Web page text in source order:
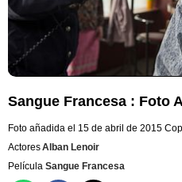
Sangue Francesa : Foto
Foto añadida el 15 de abril de 2015
ActoresAlban Lenoir
Película Sangue Francesa